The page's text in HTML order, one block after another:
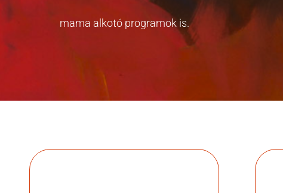
mama alkotó programok is.